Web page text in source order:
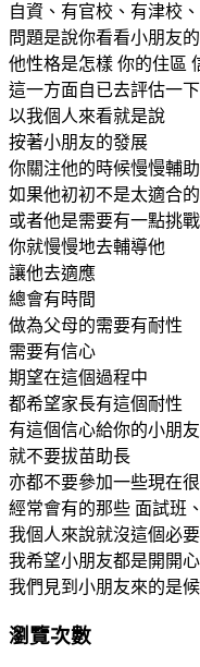
自資、有官校、有津校
問題是說你看看小朋友
他性格是怎樣 你的住區
這一方面自已去評估一
以我個人來看就是說
按著小朋友的發展
你關注他的時候慢慢輔
如果他初初不是太適合
或者他是需要有一點挑
你就慢慢地去輔導他
讓他去適應
總會有時間
做為父母的需要有耐性
需要有信心
期望在這個過程中
都希望家長有這個耐性
有這個信心給你的小朋友
就不要拔苗助長
亦都不要參加一些現在很
經常會有的那些 面試班
我個人來說就沒這個必要
我希望小朋友都是開開
我們見到小朋友來的是
瀏覽次數